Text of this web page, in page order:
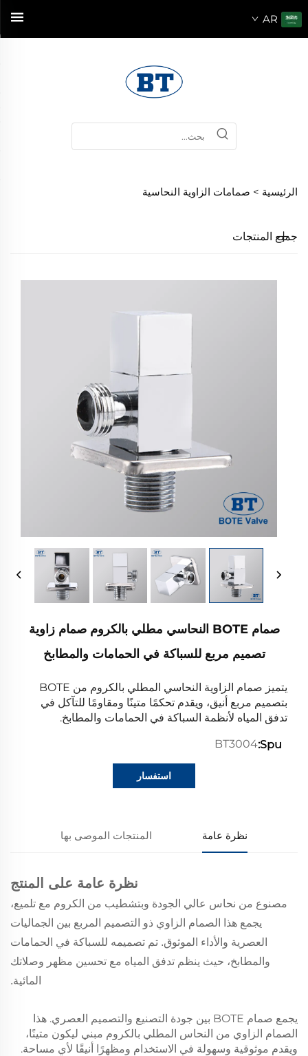
AR
الرئيسية > صمامات الزاوية النحاسية
جميع المنتجات
صمام BOTE النحاسي مطلي بالكروم صمام زاوية
تصميم مربع للسباكة في الحمامات والمطابخ
يتميز صمام الزاوية النحاسي المطلي بالكروم من BOTE
بتصميم مربع أنيق، ويقدم تحكمًا متينًا ومقاومًا للتآكل في
تدفق المياه لأنظمة السباكة في الحمامات والمطابخ.
Spu:
BT3004
استفسار
نظرة عامة المنتجات الموصى بها
نظرة عامة على المنتج
مصنوع من نحاس عالي الجودة وبتشطيب من الكروم مع تلميع،
يجمع هذا الصمام الزاوي ذو التصميم المربع بين الجماليات
العصرية والأداء الموثوق. تم تصميمه للسباكة في الحمامات
والمطابخ، حيث ينظم تدفق المياه مع تحسين مظهر وصلاتك
المائية.
يجمع صمام BOTE بين جودة التصنيع والتصميم العصري. هذا
الصمام الزاوي من النحاس المطلي بالكروم مبني ليكون متينًا،
ويقدم موثوقية وسهولة في الاستخدام ومظهرًا أنيقًا لأي مساحة.